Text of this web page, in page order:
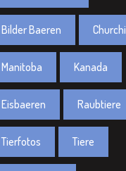
Bilder Baeren Churchill
Manitoba Kanada
Eisbaeren Raubtiere
Tierfotos Tiere